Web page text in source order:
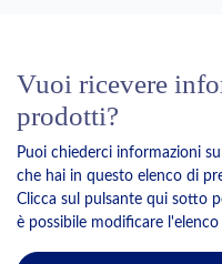
Vuoi ricevere
prodotti?
Puoi chiederci informazioni
che hai in questo elenco di
Clicca sul pulsante qui sotto
è possibile modificare